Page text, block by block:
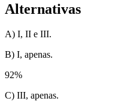
Alternativas
A) I, II e III.
B) I, apenas.
92%
C) III, apenas.